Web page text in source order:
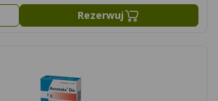
Rezerwuj